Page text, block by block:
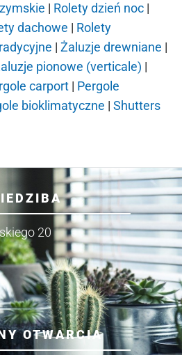
| Rolety dzień noc |
dachowe | Rolety
| Żaluzje drewniane |
pionowe (verticale) |
carport | Pergole
bioklimatyczne | Shutters
20
OTWARCIA